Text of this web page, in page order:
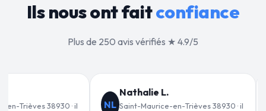
Ils nous ont faitconfiance
Plus de 250 avis vérifiés ★ 4.9/5
en-Trièves 38930 · il
JF
Jean-François C.
Saint-Maurice-en-Trièves 38930 · il